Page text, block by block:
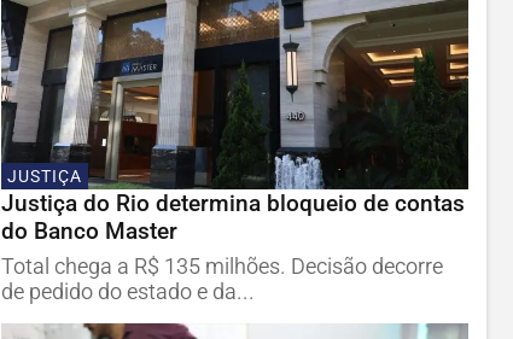
JUSTIÇA
Justiça do Rio determina bloqueio de contas
do Banco Master
Total chega a R$ 135 milhões. Decisão decorre
de pedido do estado e da...